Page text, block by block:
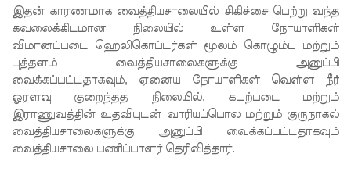
அரசாங்க
த்தை
சாடிய
நாமல்!
தரக்
குறைபாடு
இதன் காரணமாக வைத்தியசாலையில் சிகிச்சை பெற்று வந்த
கவலைக்கிடமான நிலையில் உள்ள நோயாளிகள்
விமானப்படை ஹெலிகொப்டர்கள் மூலம் கொழும்பு மற்றும்
புத்தளம் வைத்தியசாலைகளுக்கு அனுப்பி
வைக்கப்பட்டதாகவும், ஏனைய நோயாளிகள் வெள்ள நீர்
ஓரளவு குறைந்தத நிலையில், கடற்படை மற்றும்
இராணுவத்தின் உதவியுடன் வாரியப்பொல மற்றும் குருநாகல்
வைத்தியசாலைகளுக்கு அனுப்பி வைக்கப்பட்டதாகவும்
வைத்தியசாலை பணிப்பாளர் தெரிவித்தார்.